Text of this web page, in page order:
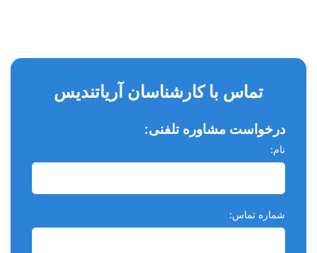
۲۰ تا۳۰ دقیقه باقی می‌ماند.
تماس با کارشناسان آریاتندیس
درخواست مشاوره تلفنی:
نام:
شماره تماس: